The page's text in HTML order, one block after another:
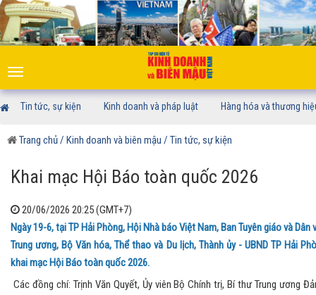
Toggle
navigation
Tin tức, sự kiện Kinh doanh và pháp luật Hàng hóa và thương
Trang chủ/ Kinh doanh và biên mậu / Tin tức, sự kiện
Khai mạc Hội Báo toàn quốc 2026
20/06/2026 20:25 (GMT+7)
Ngày 19-6, tại TP Hải Phòng, Hội Nhà báo Việt Nam, Ban Tuyên giáo và Dân
Trung ương, Bộ Văn hóa, Thể thao và Du lịch, Thành ủy - UBND TP Hải
khai mạc Hội Báo toàn quốc 2026.
Các đồng chí: Trịnh Văn Quyết, Ủy viên Bộ Chính trị, Bí thư Trung ương